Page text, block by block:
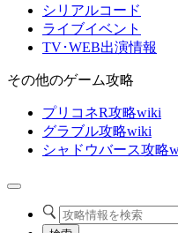
シリアルコード
ライブイベント
TV･WEB出演情報
その他のゲーム攻略
プリコネR攻略wiki
グラブル攻略wiki
シャドウバース攻略